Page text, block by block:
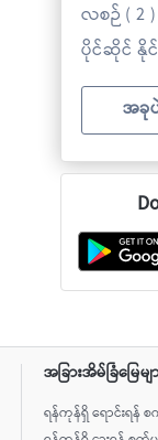
လစဉ် ( 2 )
ပိုင်ဆိုင် နိုင်
အခု
အခြားအိမ်ခြံမြေမျ
ရန်ကုန်ရှိ ရောင်းရန် စ